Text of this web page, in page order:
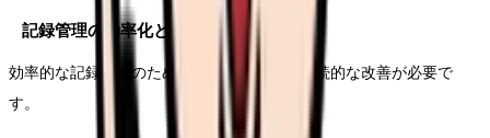
記録管理の効率化とシステム改善
効率的な記録管理のためには、システムの継続的な改善が必要で
す。